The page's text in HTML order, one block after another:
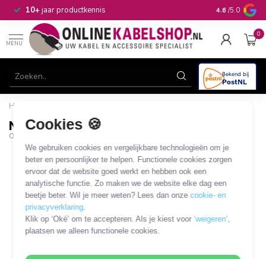
Cookies 🍪
We gebruiken cookies en vergelijkbare technologieën om je
beter en persoonlijker te helpen. Functionele cookies zorgen
ervoor dat de website goed werkt en hebben ook een
analytische functie. Zo maken we de website elke dag een
beetje beter. Wil je meer weten? Lees dan onzecookie- en
privacyverklaring.
Klik op ‘Oké’ om te accepteren. Als je kiest voor ‘weigeren’,
plaatsen we alleen functionele cookies.
10+jaar productkennis 4.6 /5.0
MENU
0
Home
N (m) - N (m) koppelstuk - 50 Ohm
OKS-14949